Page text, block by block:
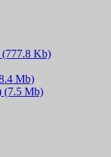
(777.8 Kb)
Mb)
(7.5 Mb)